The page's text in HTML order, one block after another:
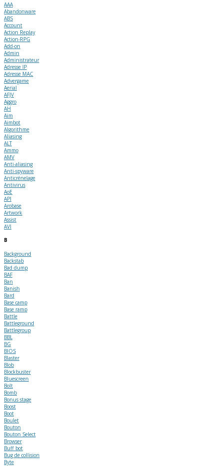
AAA
Abandonware
ABS
Account
Action Replay
Action-RPG
Add-on
Admin
Administrateur
Adresse IP
Adresse MAC
Advergame
Aerial
AFJV
Aggro
AH
Aim
Aimbot
Algorithme
Aliasing
ALT
Ammo
AMV
Anti-aliasing
Anti-spyware
Anticrénelage
Antivirus
AoE
API
Arobase
Artwork
Assist
AVI
B
Background
Backstab
Bad dump
BAF
Ban
Banish
Bard
Base camp
Base ramp
Battle
Battleground
Battlegroup
BBL
BG
BIOS
Blaster
Blob
Blockbuster
Bluescreen
Bolt
Bomb
Bonus stage
Boost
Boot
Boulet
Bouton
Bouton Select
Browser
Buff bot
Bug de collision
Byte